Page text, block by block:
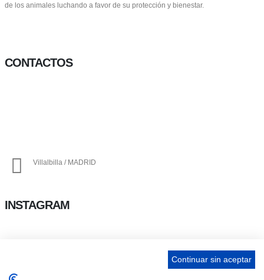
de los animales luchando a favor de su protección y bienestar.
CONTACTOS
Villalbilla / MADRID
INSTAGRAM
Continuar sin aceptar